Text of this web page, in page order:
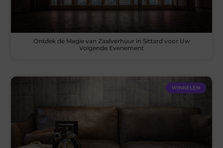
Ontdek de Magie van Zaalverhuur in Sittard voor Uw
Volgende Evenement
WINKELEN